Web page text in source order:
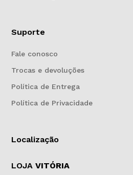
Suporte
Fale conosco
Trocas e devoluções
Política de Entrega
Política de Privacidade
Localização
LOJA VITÓRIA